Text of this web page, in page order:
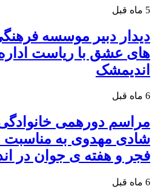
5 ماه قبل
دیدار دبیر موسسه
های عشق با ریاست
اندیمشک
6 ماه قبل
مراسم دورهمی خانوادگی
شادی مهدوی به مناسبت
فجر و هفته ی جوان در
6 ماه قبل